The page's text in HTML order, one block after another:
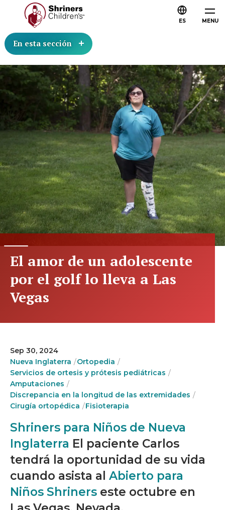
MENU
ES
En esta sección
El amor de un adolescente
por el golf lo lleva a Las
Vegas
Sep 30, 2024
Nueva Inglaterra
Ortopedia
Servicios de ortesis y prótesis pediátricas
Amputaciones
Discrepancia en la longitud de las extremidades
Cirugía ortopédica
Fisioterapia
Shriners para Niños de Nueva
Inglaterra El paciente Carlos
tendrá la oportunidad de su vida
cuando asista al Abierto para
Niños Shriners este octubre en